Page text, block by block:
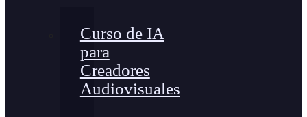
Curso de IA
para
Creadores
Audiovisuales